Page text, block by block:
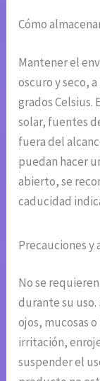
Cómo
Mantener el
oscuro y seco,
grados Celsius.
solar, fuentes
fuera del
puedan hacer
abierto, se
caducidad
Precauciones y
No se
durante su
ojos, mucosas
irritación,
suspender el